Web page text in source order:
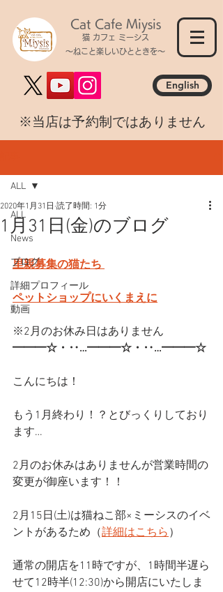
Cat Cafe Miysis
猫 カフェ ミーシス
～ねこと楽しいひとときを～
English
​※当店は予約制ではありません
ALL
News
ブログ
詳細プロフィール
動画
ALL
1月31日(金)のブログ
2020年1月31日 読了時間: 1分
里親募集の猫たち
ペットショップにいくまえに
※2月のお休み日はありません
━━━☆・‥…━━━☆・‥…━━━☆
こんにちは！
もう1月終わり！？とびっくりしており
ます…
2月のお休みはありませんが営業時間の
変更が御座います！！
2月15日(土)は猫ねこ部×ミーシスのイベ
ントがあるため（詳細はこちら）
通常の開店を11時ですが、1時間半遅ら
せて12時半(12:30)から開店にいたしま